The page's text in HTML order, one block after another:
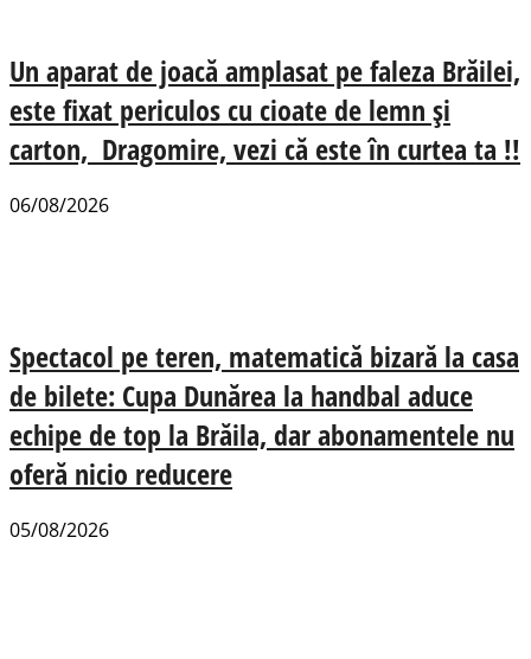
Un aparat de joacă amplasat pe faleza Brăilei,
este fixat periculos cu cioate de lemn și
carton, Dragomire, vezi că este în curtea ta !!
06/08/2026
Spectacol pe teren, matematică bizară la casa
de bilete: Cupa Dunărea la handbal aduce
echipe de top la Brăila, dar abonamentele nu
oferă nicio reducere
05/08/2026